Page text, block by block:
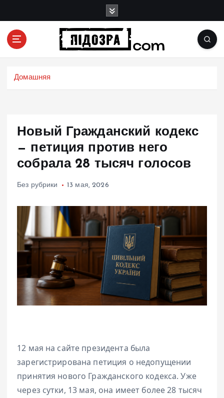
Подозрения и факты преступных действий в
Домашняя
Новый Гражданский кодекс
— петиция против него
собрала 28 тысяч голосов
Без рубрики 13 мая, 2026
12 мая на сайте президента была
зарегистрирована петиция о недопущении
принятия нового Гражданского кодекса. Уже
через сутки, 13 мая, она имеет более 28 тысяч